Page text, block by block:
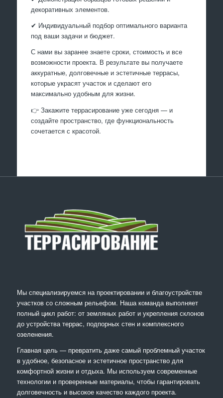
декоративных элементов.
✔ Индивидуальный подбор оптимального варианта
под ваши задачи и бюджет.
С нами вы заранее знаете сроки, стоимость и все
возможности проекта. В результате вы получаете
аккуратные, долговечные и эстетичные террасы,
которые украсят участок и сделают его
максимально удобным для жизни.
👉 Закажите террасирование уже сегодня — и
создайте пространство, где функциональность
сочетается с красотой.
Мы специализируемся на проектировании и благоустройстве
участков со сложным рельефом. Наша команда выполняет
полный цикл работ: от земляных работ и укрепления склонов
до устройства террас, подпорных стен и комплексного
озеленения.
Главная цель — превратить даже самый проблемный участок
в удобное, безопасное и эстетичное пространство для
комфортной жизни и отдыха. Мы используем современные
технологии и проверенные материалы, чтобы гарантировать
долговечность и высокое качество каждого проекта.